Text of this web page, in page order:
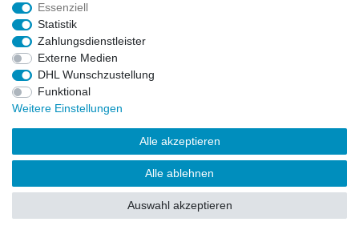
Alle Markennamen, Warenzeichen sowie sämtliche Produktbilder
und Beschreibungen sind Eigentum Ihrer rechtmäßigen
Eigentümer und dienen hier nur der Beschreibung.
Preise nur für registrierte Händler, ansonsten zeigt der Shop 0,00
€
LEGO, das LEGO Logo, die Minifigur, DUPLO, LEGENDS OF
CHIMA, NINJAGO, BIONICLE, MINDSTORMS und MIXELS sind
urheberrechtlich geschützte Markenzeichen der LEGO Gruppe.
Essenziell
Statistik
Zahlungsdienstleister
Externe Medien
DHL Wunschzustellung
Funktional
Weitere Einstellungen
Alle akzeptieren
Alle ablehnen
Auswahl akzeptieren